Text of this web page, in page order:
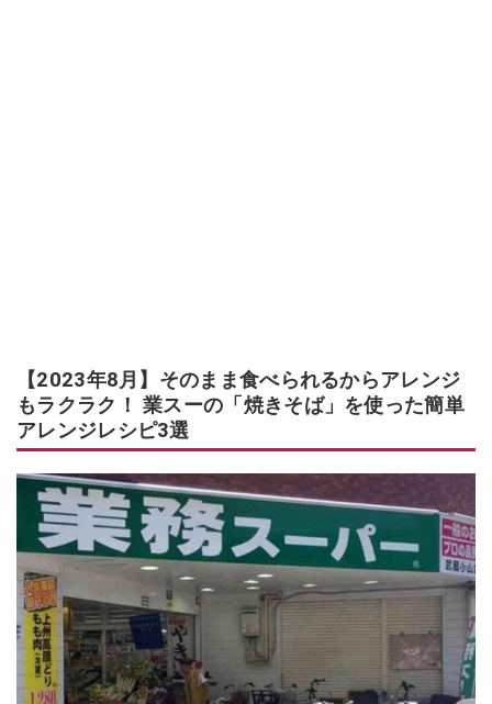
【2023年8月】そのまま食べられるからアレンジ
もラクラク！ 業スーの「焼きそば」を使った簡単
アレンジレシピ3選